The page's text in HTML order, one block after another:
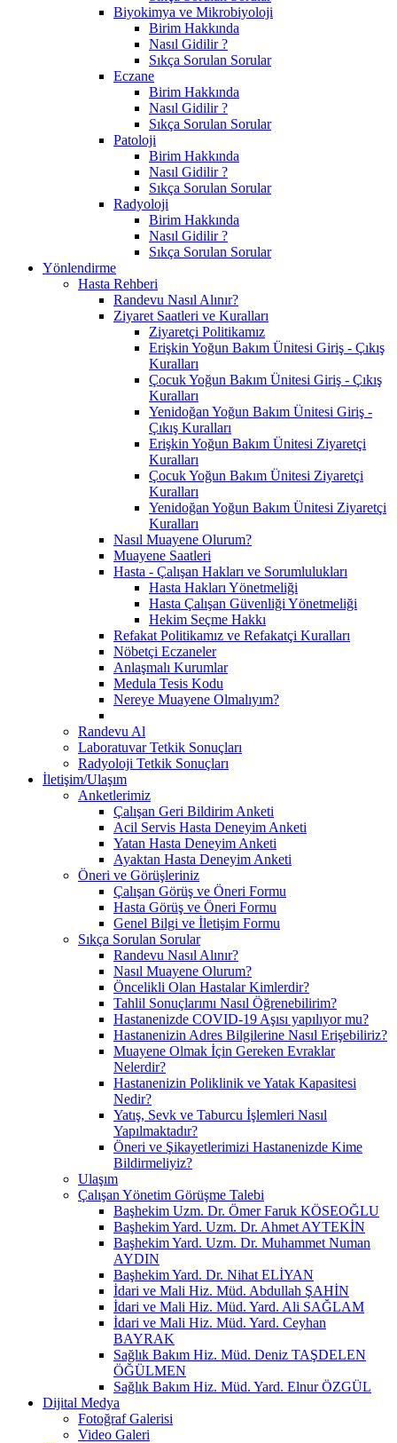
Biyokimya ve Mikrobiyoloji
Birim Hakkında
Nasıl Gidilir ?
Sıkça Sorulan Sorular
Eczane
Birim Hakkında
Nasıl Gidilir ?
Sıkça Sorulan Sorular
Patoloji
Birim Hakkında
Nasıl Gidilir ?
Sıkça Sorulan Sorular
Radyoloji
Birim Hakkında
Nasıl Gidilir ?
Sıkça Sorulan Sorular
Yönlendirme
Hasta Rehberi
Randevu Nasıl Alınır?
Ziyaret Saatleri ve Kuralları
Ziyaretçi Politikamız
Erişkin Yoğun Bakım Ünitesi Giriş - Çıkış
Kuralları
Çocuk Yoğun Bakım Ünitesi Giriş - Çıkış
Kuralları
Yenidoğan Yoğun Bakım Ünitesi Giriş -
Çıkış Kuralları
Erişkin Yoğun Bakım Ünitesi Ziyaretçi
Kuralları
Çocuk Yoğun Bakım Ünitesi Ziyaretçi
Kuralları
Yenidoğan Yoğun Bakım Ünitesi Ziyaretçi
Kuralları
Nasıl Muayene Olurum?
Muayene Saatleri
Hasta - Çalışan Hakları ve Sorumlulukları
Hasta Hakları Yönetmeliği
Hasta Çalışan Güvenliği Yönetmeliği
Hekim Seçme Hakkı
Refakat Politikamız ve Refakatçi Kuralları
Nöbetçi Eczaneler
Anlaşmalı Kurumlar
Medula Tesis Kodu
Nereye Muayene Olmalıyım?
Randevu Al
Laboratuvar Tetkik Sonuçları
Radyoloji Tetkik Sonuçları
İletişim/Ulaşım
Anketlerimiz
Çalışan Geri Bildirim Anketi
Acil Servis Hasta Deneyim Anketi
Yatan Hasta Deneyim Anketi
Ayaktan Hasta Deneyim Anketi
Öneri ve Görüşleriniz
Çalışan Görüş ve Öneri Formu
Hasta Görüş ve Öneri Formu
Genel Bilgi ve İletişim Formu
Sıkça Sorulan Sorular
Randevu Nasıl Alınır?
Nasıl Muayene Olurum?
Öncelikli Olan Hastalar Kimlerdir?
Tahlil Sonuçlarımı Nasıl Öğrenebilirim?
Hastanenizde COVID-19 Aşısı yapılıyor mu?
Hastanenizin Adres Bilgilerine Nasıl Erişebiliriz?
Muayene Olmak İçin Gereken Evraklar
Nelerdir?
Hastanenizin Poliklinik ve Yatak Kapasitesi
Nedir?
Yatış, Sevk ve Taburcu İşlemleri Nasıl
Yapılmaktadır?
Öneri ve Şikayetlerimizi Hastanenizde Kime
Bildirmeliyiz?
Ulaşım
Çalışan Yönetim Görüşme Talebi
Başhekim Uzm. Dr. Ömer Faruk KÖSEOĞLU
Başhekim Yard. Uzm. Dr. Ahmet AYTEKİN
Başhekim Yard. Uzm. Dr. Muhammet Numan
AYDIN
Başhekim Yard. Dr. Nihat ELİYAN
İdari ve Mali Hiz. Müd. Abdullah ŞAHİN
İdari ve Mali Hiz. Müd. Yard. Ali SAĞLAM
İdari ve Mali Hiz. Müd. Yard. Ceyhan
BAYRAK
Sağlık Bakım Hiz. Müd. Deniz TAŞDELEN
ÖĞÜLMEN
Sağlık Bakım Hiz. Müd. Yard. Elnur ÖZGÜL
Dijital Medya
Fotoğraf Galerisi
Video Galeri